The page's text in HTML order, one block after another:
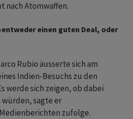
nach Atomwaffen.
einen guten Deal, oder
Rubio äusserte sich am
Indien-Besuchs zu den
werde sich zeigen, ob dabei
sagte er
zufolge.